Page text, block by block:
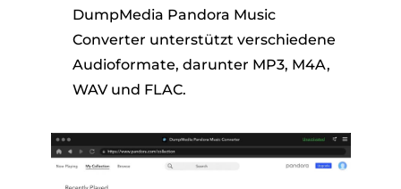
DumpMedia Pandora Music
Converter unterstützt verschiedene
Audioformate, darunter MP3, M4A,
WAV und FLAC.